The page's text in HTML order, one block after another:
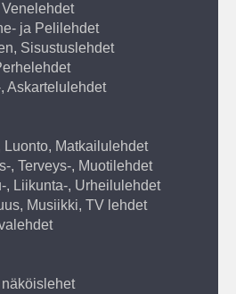
ja Pelilehdet
Sisustuslehdet
Askartelulehdet
Luonto, Matkailulehdet
, Terveys-, Muotilehdet
, Liikunta-, Urheilulehdet
Musiikki, TV lehdet
näköislehet